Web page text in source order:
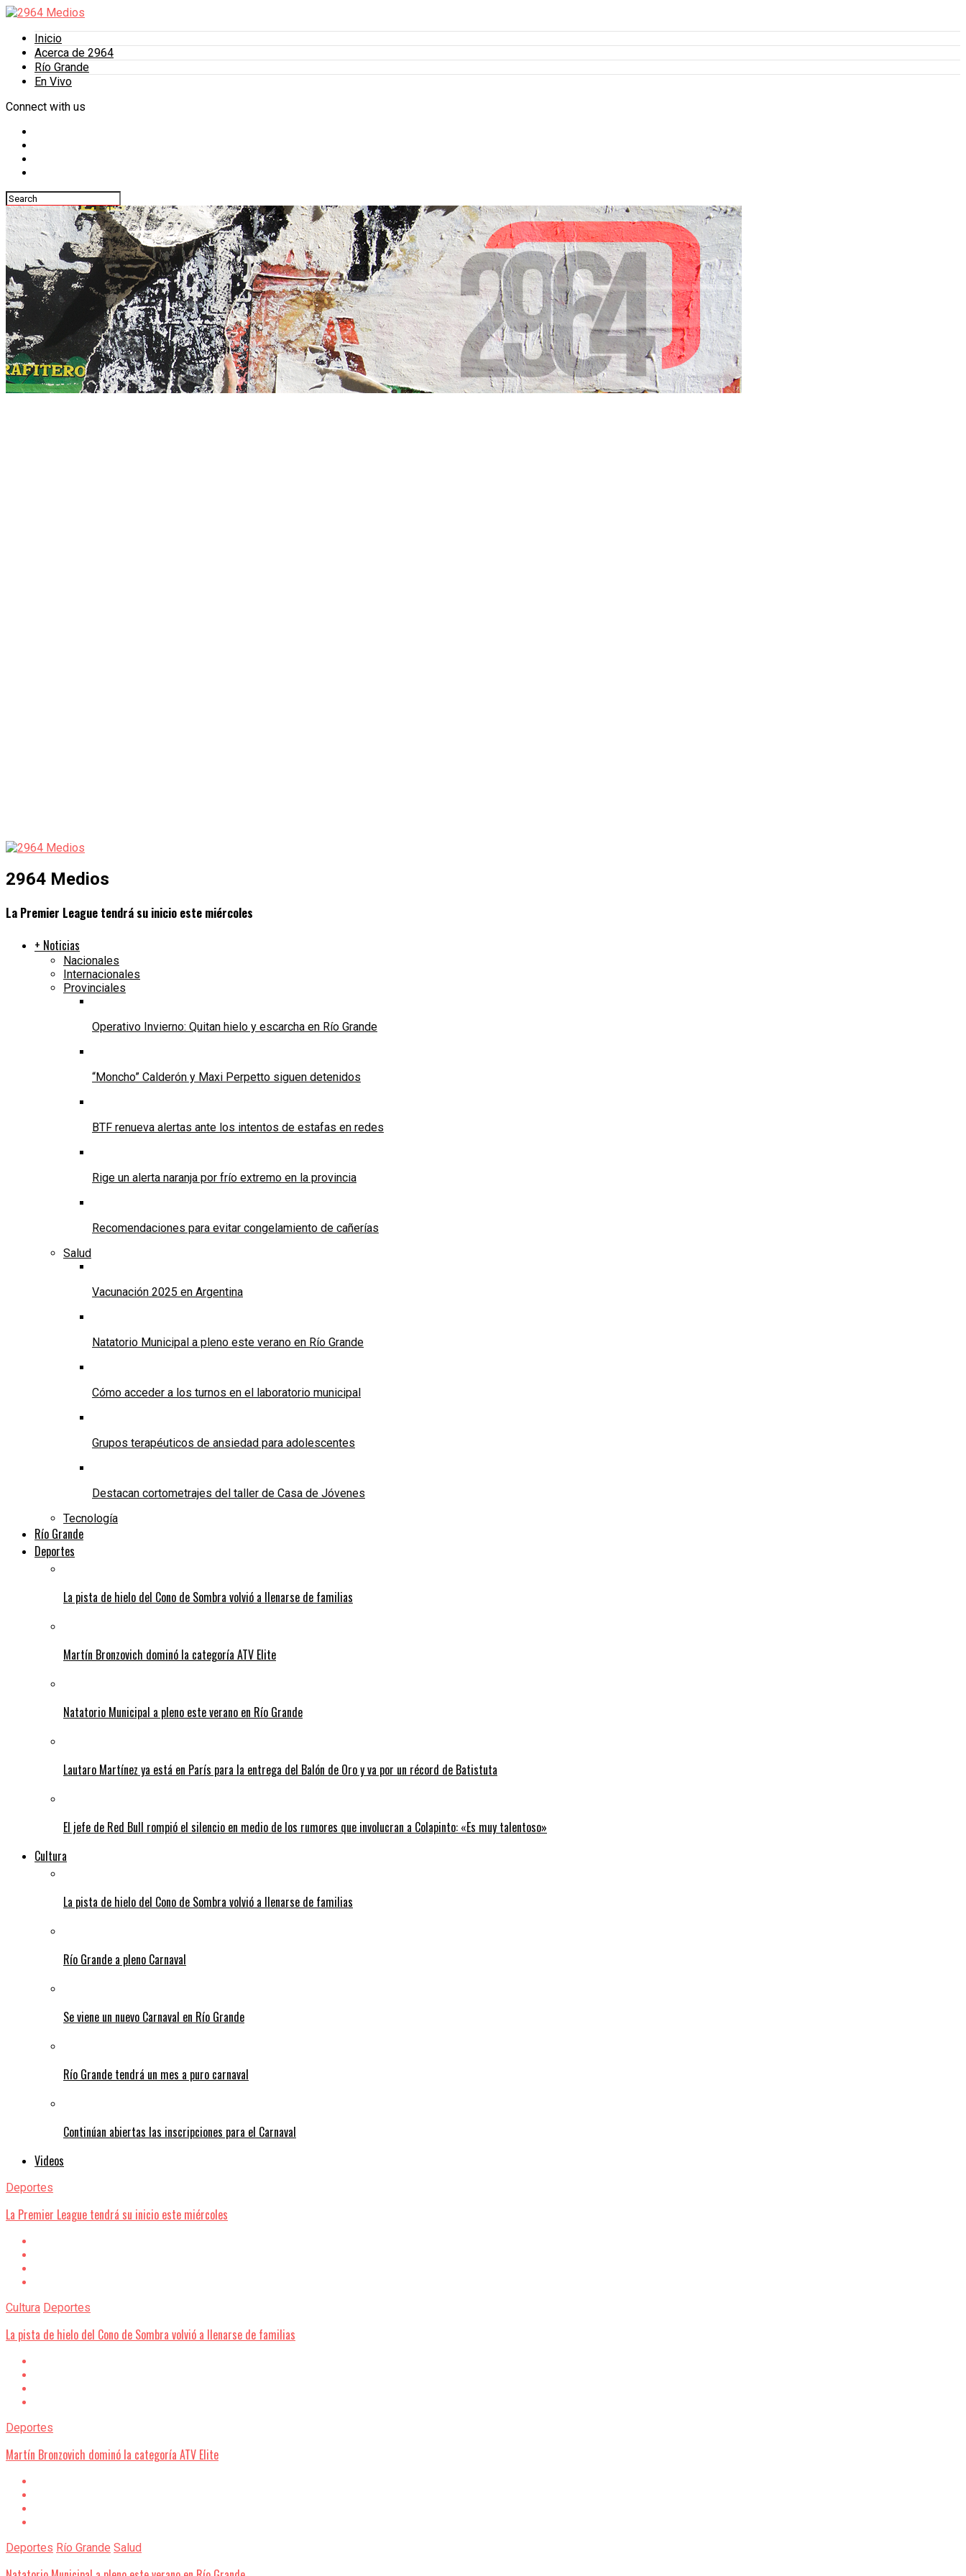
Inicio
Acerca de 2964
Río Grande
En Vivo
Connect with us
2964 Medios
La Premier League tendrá su inicio este miércoles
+ Noticias
Nacionales
Internacionales
Provinciales
Operativo Invierno: Quitan hielo y escarcha en Río Grande
“Moncho” Calderón y Maxi Perpetto siguen detenidos
BTF renueva alertas ante los intentos de estafas en redes
Rige un alerta naranja por frío extremo en la provincia
Recomendaciones para evitar congelamiento de cañerías
Salud
Vacunación 2025 en Argentina
Natatorio Municipal a pleno este verano en Río Grande
Cómo acceder a los turnos en el laboratorio municipal
Grupos terapéuticos de ansiedad para adolescentes
Destacan cortometrajes del taller de Casa de Jóvenes
Tecnología
Río Grande
Deportes
La pista de hielo del Cono de Sombra volvió a llenarse de familias
Martín Bronzovich dominó la categoría ATV Elite
Natatorio Municipal a pleno este verano en Río Grande
Lautaro Martínez ya está en París para la entrega del Balón de Oro y va por un récord de Batistuta
El jefe de Red Bull rompió el silencio en medio de los rumores que involucran a Colapinto: «Es muy talentoso»
Cultura
La pista de hielo del Cono de Sombra volvió a llenarse de familias
Río Grande a pleno Carnaval
Se viene un nuevo Carnaval en Río Grande
Río Grande tendrá un mes a puro carnaval
Continúan abiertas las inscripciones para el Carnaval
Videos
Deportes
La Premier League tendrá su inicio este miércoles
Cultura Deportes
La pista de hielo del Cono de Sombra volvió a llenarse de familias
Deportes
Martín Bronzovich dominó la categoría ATV Elite
Deportes Río Grande Salud